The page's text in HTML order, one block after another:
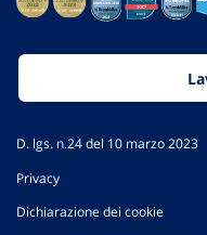
D. lgs. n.24 del 10 marzo 2023
Privacy
Dichiarazione dei cookie